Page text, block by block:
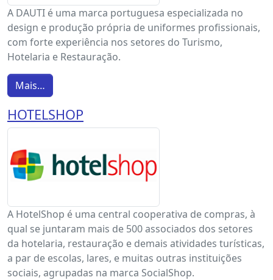
A DAUTI é uma marca portuguesa especializada no
design e produção própria de uniformes profissionais,
com forte experiência nos setores do Turismo,
Hotelaria e Restauração.
Mais…
HOTELSHOP
A HotelShop é uma central cooperativa de compras, à
qual se juntaram mais de 500 associados dos setores
da hotelaria, restauração e demais atividades turísticas,
a par de escolas, lares, e muitas outras instituições
sociais, agrupadas na marca SocialShop.